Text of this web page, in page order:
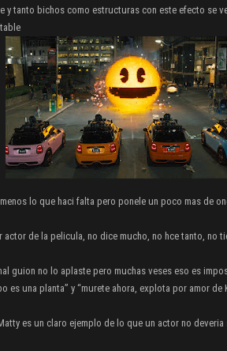
y tanto bichos como estructuras con este efecto se
lo que haci falta pero ponele un poco mas de
de la pelicula, no dice mucho, no hce tanto, no
guion no lo aplaste pero muchas veses eso es
una planta” y “murete ahora, explota por amor de
es un claro ejemplo de lo que un actor no deveria